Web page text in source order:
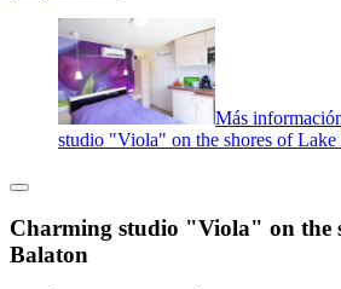
Más
studio "Viola" on the shores of Lake
Charming studio "Viola" on the
Balaton